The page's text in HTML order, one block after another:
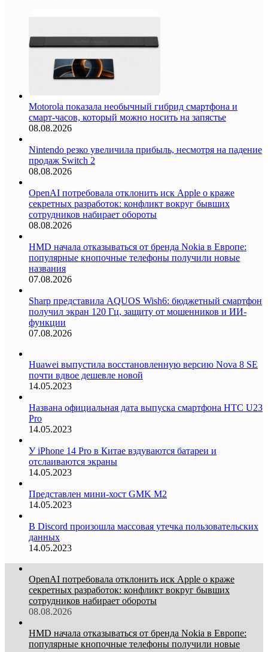
Motorola показала необычный гибрид смартфона и
смарт-часов, который можно носить на запястье
08.08.2026
Nintendo резко увеличила прибыль, несмотря на падение
продаж Switch 2
08.08.2026
OpenAI потребовала отклонить иск Apple о краже
секретных разработок: конфликт вокруг бывших
сотрудников набирает обороты
08.08.2026
HMD начала отказываться от бренда Nokia в Европе:
популярные кнопочные телефоны получили новые
названия
07.08.2026
Sharp представила AQUOS Wish6: бюджетный смартфон
получил экран 120 Гц, защиту от мошенников и ИИ-
функции
07.08.2026
Huawei выпустила восстановленную версию Nova 8 SE
почти вдвое дешевле новой
14.05.2023
Названа официальная дата выпуска смартфона HTC U23
Pro
14.05.2023
У iPhone 14 Pro в Китае вздуваются батареи и
отслаиваются экраны
14.05.2023
Представлен мини-хост GMK M2
14.05.2023
В Discord произошла массовая утечка пользовательских
данных
14.05.2023
OpenAI потребовала отклонить иск Apple о краже
секретных разработок: конфликт вокруг бывших
сотрудников набирает обороты
08.08.2026
HMD начала отказываться от бренда Nokia в Европе:
популярные кнопочные телефоны получили новые